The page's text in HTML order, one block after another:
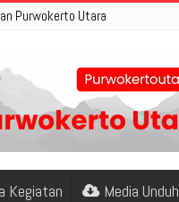
Purwokerto Utara
Kegiatan Media Unduh